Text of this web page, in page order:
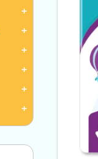
add
add
add
add
add
add